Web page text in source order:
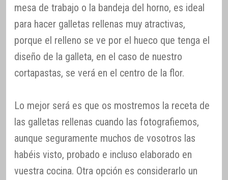
mesa de trabajo o la bandeja del horno, es ideal
para hacer galletas rellenas muy atractivas,
porque el relleno se ve por el hueco que tenga el
diseño de la galleta, en el caso de nuestro
cortapastas, se verá en el centro de la flor.
Lo mejor será es que os mostremos la receta de
las galletas rellenas cuando las fotografiemos,
aunque seguramente muchos de vosotros las
habéis visto, probado e incluso elaborado en
vuestra cocina. Otra opción es considerarlo un